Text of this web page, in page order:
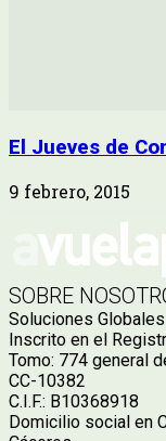
El Jueves de
9 febrero, 2015
SOBRE
Soluciones Globales
Inscrito en el
Tomo: 774 general
CC-10382
C.I.F.: B10368918
Domicilio social en